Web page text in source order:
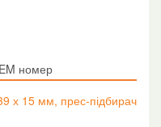
номер
х 15 мм, прес-підбирач